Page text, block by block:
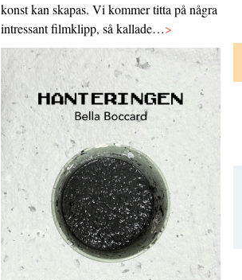
konst kan skapas. Vi kommer titta på några
intressant filmklipp, så kallade…>